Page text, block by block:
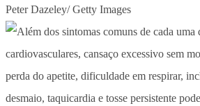
Peter Dazeley/ Getty Images